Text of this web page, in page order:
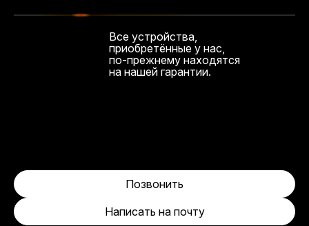
Все устройства,
приобретённые у нас,
по-прежнему находятся
на нашей гарантии.
Написать на почту
Позвонить